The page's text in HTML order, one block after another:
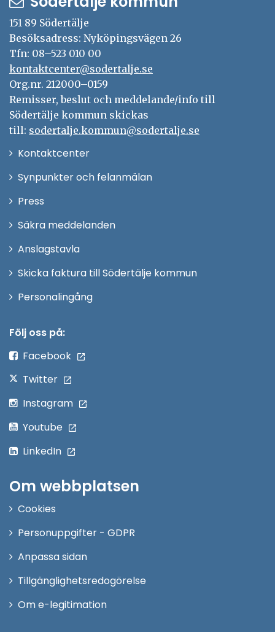
151 89 Södertälje
Besöksadress: Nyköpingsvägen 26
Tfn: 08–523 010 00
kontaktcenter@sodertalje.se
Org.nr. 212000–0159
Remisser, beslut och meddelande/info till
Södertälje kommun skickas
till: sodertalje.kommun@sodertalje.se
KontaktcenterÖppna
Synpunkter och felanmälan
Press
fönster
Säkra meddelanden
Anslagstavla
Skicka faktura till Södertälje kommun
PersonalingångÖppna
Följ oss på:
Facebook
Twitter
Instagram
Youtube
LinkedIn
Om webbplatsen
Cookies
Personuppgifter - GDPR
Anpassa sidan
Tillgänglighetsredogörelse
Om e-legitimation